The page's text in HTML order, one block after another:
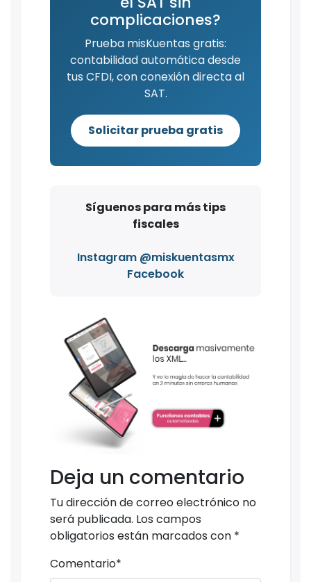
complicaciones?
Prueba misKuentas gratis:
contabilidad automática desde
tus CFDI, con conexión directa al
SAT.
Solicitar prueba gratis
Síguenos para más tips
fiscales
Instagram @miskuentasmx
Facebook
Deja un comentario
Tu dirección de correo electrónico no
será publicada. Los campos
obligatorios están marcados con *
Comentario*